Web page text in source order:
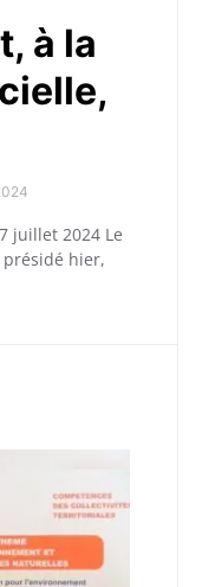
à la
juillet 2024 Le
hier,